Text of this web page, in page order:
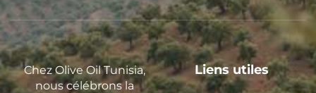
Liens utiles
Chez Olive Oil Tunisia,
nous célébrons la